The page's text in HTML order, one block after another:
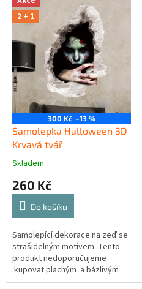
p 2 + 1
300 Kč –13 %
Samolepka Halloween 3D
Krvavá tvář
Skladem
260 Kč
Do košíku
Samolepící dekorace na zeď se
strašidelným motivem. Tento
produkt nedoporučujeme
kupovat plachým a bázlivým
osobám.